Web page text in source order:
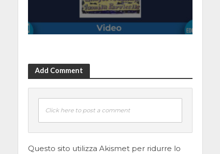
Add Comment
Click here to post a comment
Questo sito utilizza Akismet per ridurre lo